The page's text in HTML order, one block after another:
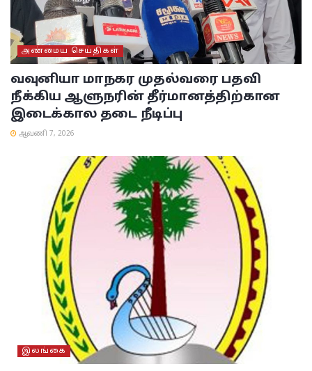
அண்மைய செய்திகள்
வவுனியா மாநகர முதல்வரை பதவி
நீக்கிய ஆளுநரின் தீர்மானத்திற்கான
இடைக்கால தடை நீடிப்பு
ஆவணி 7, 2026
இலங்கை